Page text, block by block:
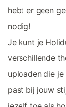
hebt er geen
nodig!
Je kunt je
verschillende
uploaden die
past bij jouw